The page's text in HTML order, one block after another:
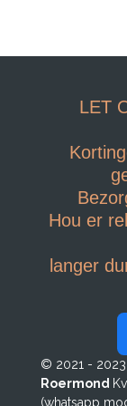
LET
Hou er
langer
© 2021 - 2023
Roermond
(whatsapp